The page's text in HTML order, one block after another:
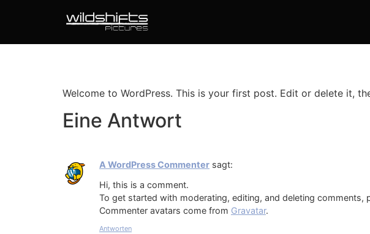
Welcome to WordPress. This is your first post. Edit or delete it,
Eine Antwort
A WordPress Commenter sagt:
Hi, this is a comment.
To get started with moderating, editing, and deleting comments,
Commenter avatars come from Gravatar.
Antworten